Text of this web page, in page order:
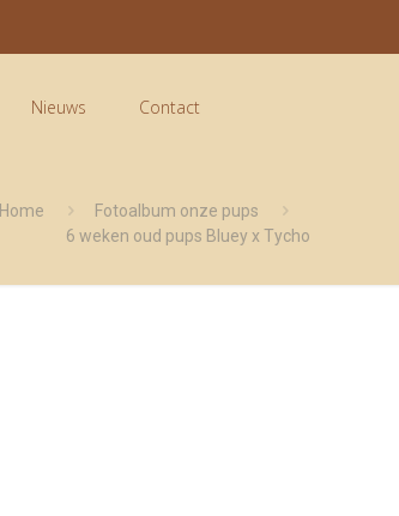
Nieuws Contact
Home
Fotoalbum onze pups
6 weken oud pups Bluey x Tycho